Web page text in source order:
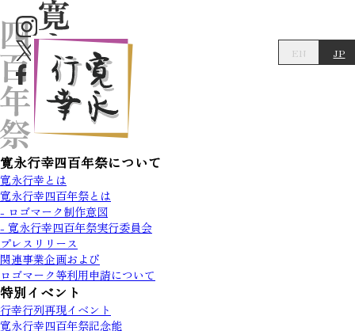
EN JP
寛永行幸四百年祭について
寛永行幸とは
寛永行幸四百年祭とは
- ロゴマーク制作意図
- 寛永行幸四百年祭実行委員会
プレスリリース
関連事業企画および
ロゴマーク等利用申請について
特別イベント
行幸行列再現イベント
寛永行幸四百年祭記念能